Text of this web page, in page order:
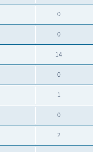
0
0
14
0
1
0
2